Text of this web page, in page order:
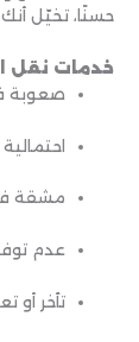
حسنًا، تخيّل
خدمات نقل
صعوبة
مشقة
عدم
تأخر أو